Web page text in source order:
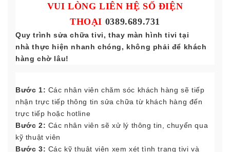
VUI LÒNG LIÊN HỆ SỐ ĐIỆN
THOẠI 0389.689.731
Quy trình sửa chữa tivi, thay màn hình tivi tại
nhà thực hiện nhanh chóng, không phải để khách
hàng chờ lâu!
Bước 1: Các nhân viên chăm sóc khách hàng sẽ tiếp
nhận trực tiếp thông tin sửa chữa từ khách hàng đến
trực tiếp hoặc hotline
Bước 2: Các nhân viên sẽ xử lý thông tin, chuyển qua
kỹ thuật viên
Bước 3: Các kỹ thuật viên xem xét tình trạng tivi và